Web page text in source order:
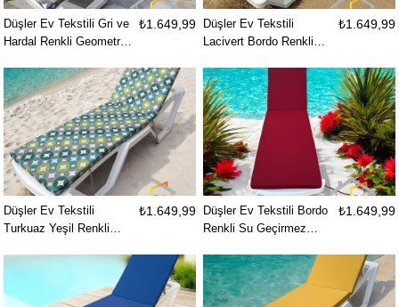
Düşler Ev Tekstili Gri ve
Hardal Renkli Geometrik
Kumaş Fermuarlı
Bağcıklı Yıkanabilir Kılıf
Bahçe Havuz Plaj
Şezlong Minderi
₺1.649,99
Düşler Ev Tekstili
Lacivert Bordo Renkli
Leke İtici Kumaş
Fermuarlı Bağcıklı
Yıkanabilir Kılıf Bahçe
Havuz Plaj Şezlong
Minderi
₺1.649,99
Düşler Ev Tekstili
Turkuaz Yeşil Renkli
Yıkanabilir Kılıf Bahçe
₺1.649,99
Düşler Ev Tekstili Bordo
Renkli Su Geçirmez
Bağcıklı Yıkanabilir Kılıf
Bahçe Havuz Plaj
Şezlong Minderi
₺1.649,99